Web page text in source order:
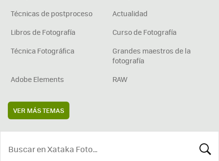
Técnicas de postproceso
Actualidad
Libros de Fotografía
Curso de Fotografía
Técnica Fotográfica
Grandes maestros de la
fotografía
Adobe Elements
RAW
VER MÁS TEMAS